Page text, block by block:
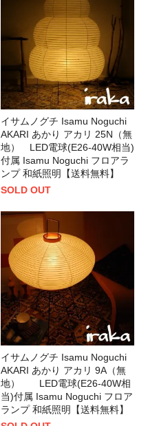
イサムノグチ Isamu Noguchi
AKARI あかり アカリ 25N（無
地） LED電球(E26-40W相当)
付属 Isamu Noguchi フロアラ
ンプ 和紙照明【送料無料】
SOLD OUT
イサムノグチ Isamu Noguchi
AKARI あかり アカリ 9A（無
地） LED電球(E26-40W相
当)付属 Isamu Noguchi フロア
ランプ 和紙照明【送料無料】